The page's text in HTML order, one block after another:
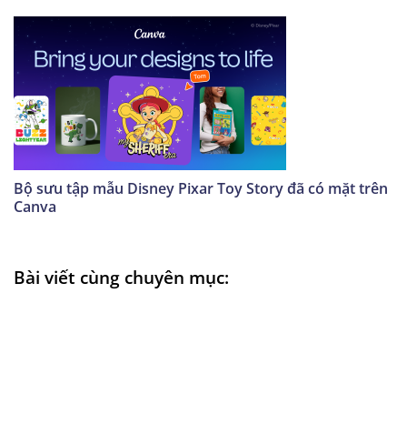
Bộ sưu tập mẫu Disney Pixar Toy Story đã có mặt trên
Canva
Bài viết cùng chuyên mục: